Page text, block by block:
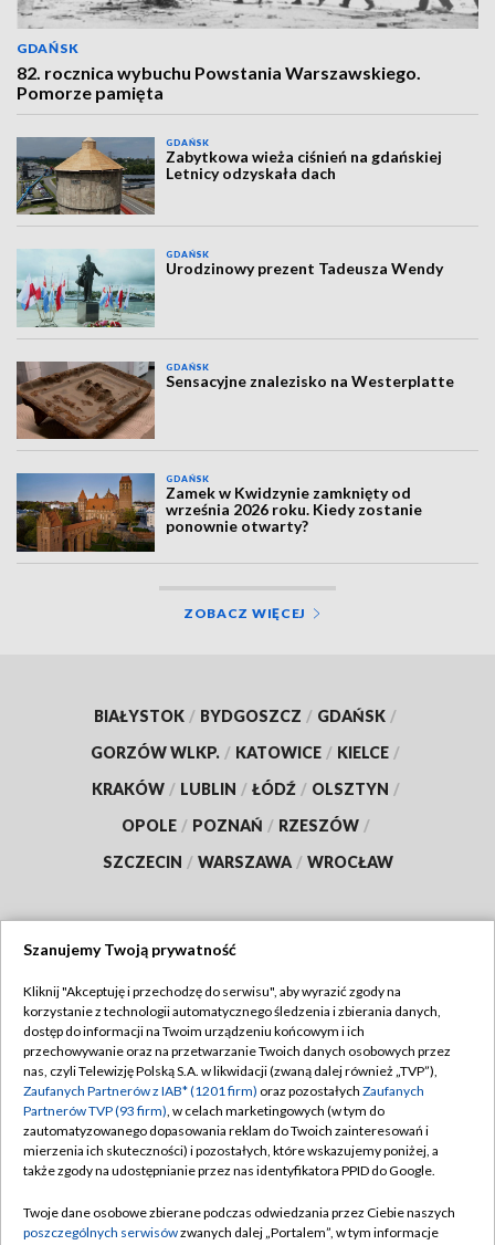
GDAŃSK
82. rocznica wybuchu Powstania Warszawskiego.
Pomorze pamięta
GDAŃSK
Zabytkowa wieża ciśnień na gdańskiej
Letnicy odzyskała dach
GDAŃSK
Urodzinowy prezent Tadeusza Wendy
GDAŃSK
Sensacyjne znalezisko na Westerplatte
GDAŃSK
Zamek w Kwidzynie zamknięty od
września 2026 roku. Kiedy zostanie
ponownie otwarty?
ZOBACZ WIĘCEJ
BIAŁYSTOK / BYDGOSZCZ / GDAŃSK /
GORZÓW WLKP. / KATOWICE / KIELCE /
KRAKÓW / LUBLIN / ŁÓDŹ / OLSZTYN /
OPOLE / POZNAŃ / RZESZÓW /
SZCZECIN / WARSZAWA / WROCŁAW
TVP
Abonament TVP
Emisja w TVP
Centrum informacji TVP
Naziemna Telewizja Cyfrowa
Rada Programowa
Regulamin TVP
Polityka prywatności
Moje zgody
Pomoc
Kontakt
Szanujemy Twoją prywatność
Kliknij "Akceptuję i przechodzę do serwisu", aby wyrazić zgody na
korzystanie z technologii automatycznego śledzenia i zbierania danych,
dostęp do informacji na Twoim urządzeniu końcowym i ich
przechowywanie oraz na przetwarzanie Twoich danych osobowych przez
nas, czyli Telewizję Polską S.A. w likwidacji (zwaną dalej również „TVP”),
Zaufanych Partnerów z IAB* (1201 firm) oraz pozostałych Zaufanych
Partnerów TVP (93 firm), w celach marketingowych (w tym do
zautomatyzowanego dopasowania reklam do Twoich zainteresowań i
mierzenia ich skuteczności) i pozostałych, które wskazujemy poniżej, a
także zgody na udostępnianie przez nas identyfikatora PPID do Google.
Twoje dane osobowe zbierane podczas odwiedzania przez Ciebie naszych
poszczególnych serwisówzwanych dalej „Portalem”, w tym informacje